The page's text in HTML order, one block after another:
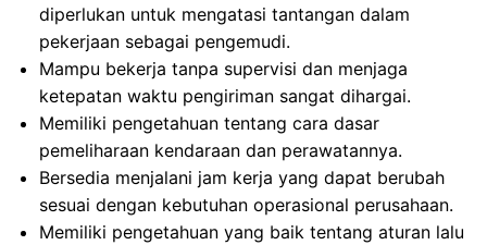
diperlukan untuk mengatasi tantangan dalam
pekerjaan sebagai pengemudi.
Mampu bekerja tanpa supervisi dan menjaga
ketepatan waktu pengiriman sangat dihargai.
Memiliki pengetahuan tentang cara dasar
pemeliharaan kendaraan dan perawatannya.
Bersedia menjalani jam kerja yang dapat berubah
sesuai dengan kebutuhan operasional perusahaan.
Memiliki pengetahuan yang baik tentang aturan lalu